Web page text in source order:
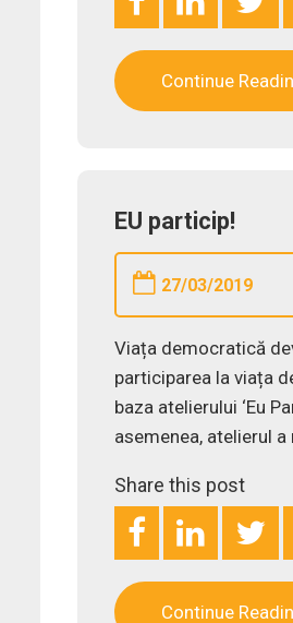
Continue
EU particip!
27/03/2019
Viața democratică
participarea la viața
baza atelierului ‘Eu
asemenea, atelierul
Share this post
Continue